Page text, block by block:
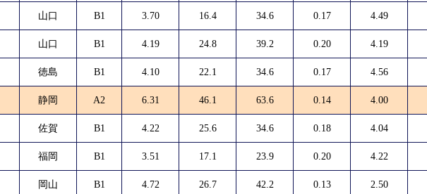
山口 B1 3.70 16.4 34.6 0.17 4.49
山口 B1 4.19 24.8 39.2 0.20 4.19
徳島 B1 4.10 22.1 34.6 0.17 4.56
静岡 A2 6.31 46.1 63.6 0.14 4.00
佐賀 B1 4.22 25.6 34.6 0.18 4.04
福岡 B1 3.51 17.1 23.9 0.20 4.22
岡山 B1 4.72 26.7 42.2 0.13 2.50